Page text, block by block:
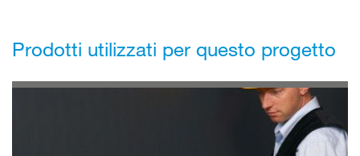
Prodotti utilizzati per questo progetto